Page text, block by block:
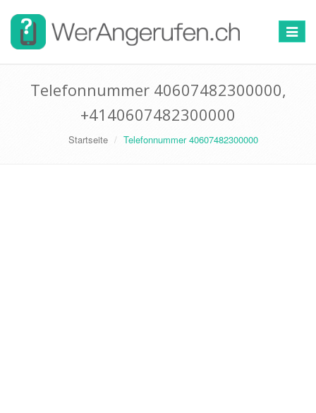
Toggle
Telefonnummer 40607482300000,
+4140607482300000
Startseite Telefonnummer 40607482300000